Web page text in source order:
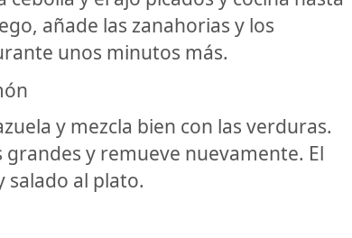
añade las zanahorias y los
unos minutos más.
y mezcla bien con las verduras.
y remueve nuevamente. El
salado al plato.